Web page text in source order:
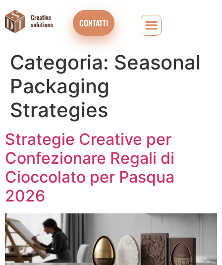
CONTATTI
Categoria: Seasonal
Packaging
Strategies
Strategie Creative per
Confezionare Regali di
Cioccolato per Pasqua
2026